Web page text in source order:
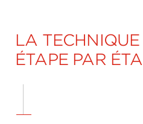
LA
ÉTAPE PAR